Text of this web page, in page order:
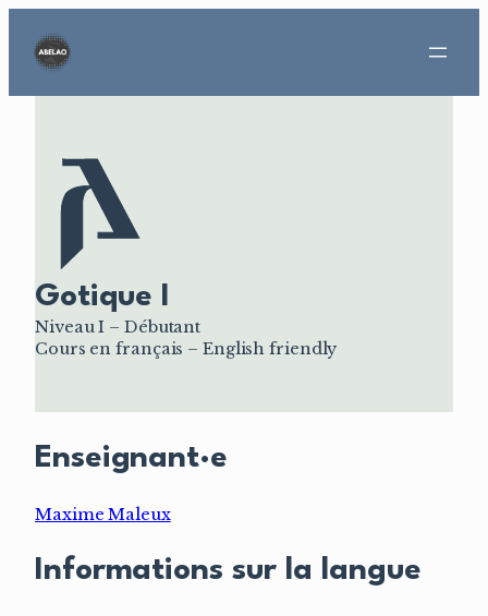
contenu
Gotique I
Niveau I – Débutant
Cours en français – English friendly
Enseignant·e
Maxime Maleux
Informations sur la langue